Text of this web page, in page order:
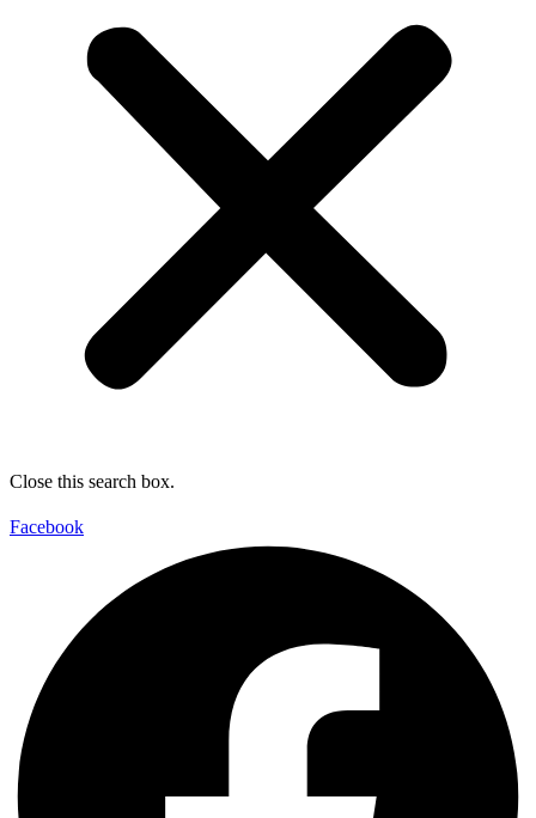
Close this search box.
Facebook